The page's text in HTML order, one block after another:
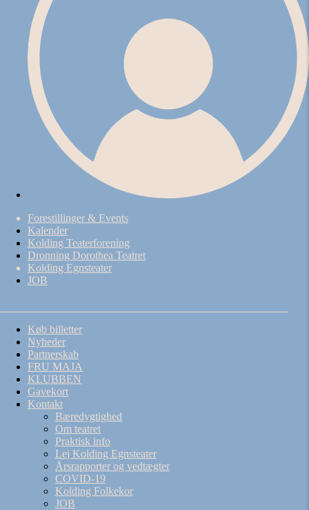
Forestillinger & Events
Kalender
Kolding Teaterforening
Dronning Dorothea Teatret
Kolding Egnsteater
JOB
Køb billetter
Nyheder
Partnerskab
FRU MAJA
KLUBBEN
Gavekort
Kontakt
Bæredygtighed
Om teatret
Praktisk info
Lej Kolding Egnsteater
Årsrapporter og vedtægter
COVID-19
Kolding Folkekor
JOB